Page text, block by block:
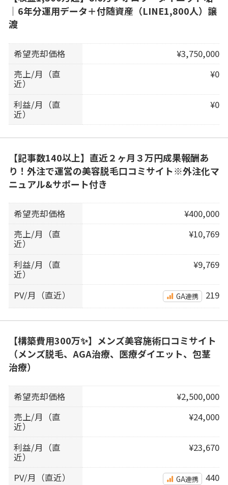
｜6年分運用データ＋付随資産（LINE1,800人）譲
渡
希望売却価格
¥3,750,000
売上/月（直
近）
¥0
利益/月（直
近）
¥0
【記事数140以上】直近２ヶ月３万円成果報酬あ
り！外注で運営の美容脱毛口コミサイト※外注化マ
ニュアル&サポート付き
希望売却価格
¥400,000
売上/月（直
近）
¥10,769
利益/月（直
近）
¥9,769
PV/月（直近） GA連携 219
【構築費用300万✨】メンズ美容施術口コミサイト
（メンズ脱毛、AGA治療、医療ダイエット、包茎
治療）
希望売却価格
¥2,500,000
売上/月（直
近）
¥24,000
利益/月（直
近）
¥23,670
PV/月（直近） GA連携 440